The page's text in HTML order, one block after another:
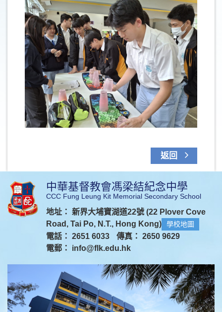
返回
中華基督教會馮梁結紀念中學
CCC Fung Leung Kit Memorial Secondary School
地址： 新界大埔寶湖道22號 (22 Plover Cove
Road, Tai Po, N.T., Hong Kong)
學校地圖
電話： 2651 6033
傳真： 2650 9629
電郵： info@flk.edu.hk